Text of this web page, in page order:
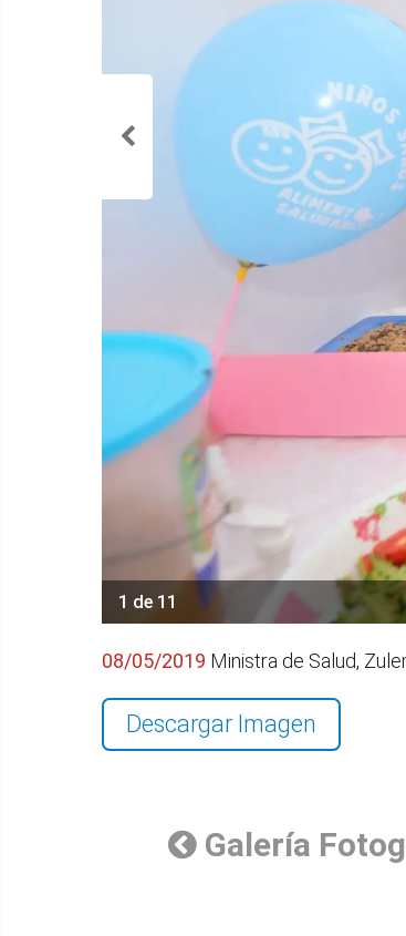
1 de 11
08/05/2019 Ministra de Salud,
Descargar Imagen
Galería